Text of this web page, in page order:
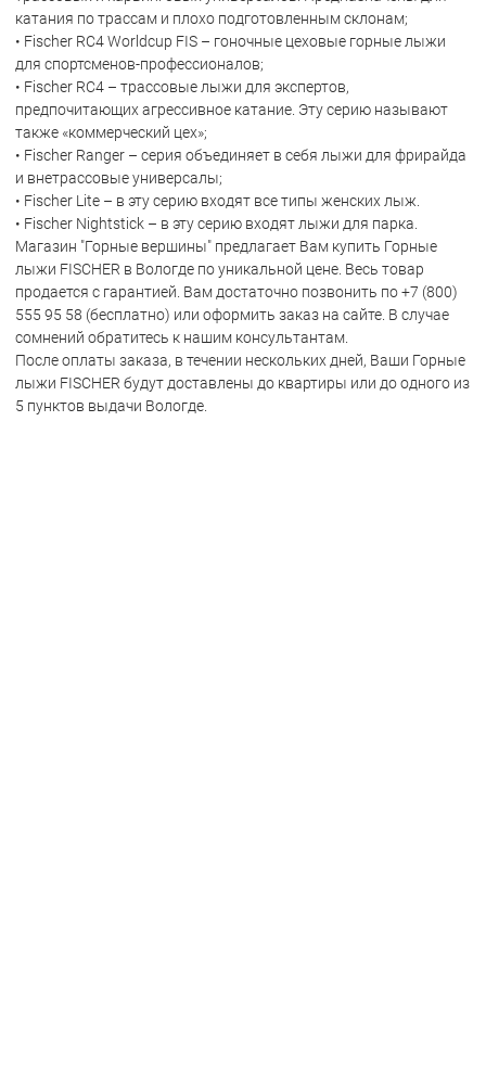
катания по трассам и плохо подготовленным склонам;
• Fischer RC4 Worldcup FIS – гоночные цеховые горные лыжи
для спортсменов-профессионалов;
• Fischer RC4 – трассовые лыжи для экспертов,
предпочитающих агрессивное катание. Эту серию называют
также «коммерческий цех»;
• Fischer Ranger – серия объединяет в себя лыжи для фрирайда
и внетрассовые универсалы;
• Fischer Lite – в эту серию входят все типы женских лыж.
• Fischer Nightstick – в эту серию входят лыжи для парка.
Магазин "Горные вершины" предлагает Вам купить Горные
лыжи FISCHER в Вологде по уникальной цене. Весь товар
продается с гарантией. Вам достаточно позвонить по +7 (800)
555 95 58 (бесплатно) или оформить заказ на сайте. В случае
сомнений обратитесь к нашим консультантам.
После оплаты заказа, в течении нескольких дней, Ваши Горные
лыжи FISCHER будут доставлены до квартиры или до одного из
5 пунктов выдачи Вологде.